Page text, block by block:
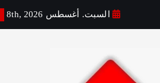
السبت. أغسطس 8th, 2026